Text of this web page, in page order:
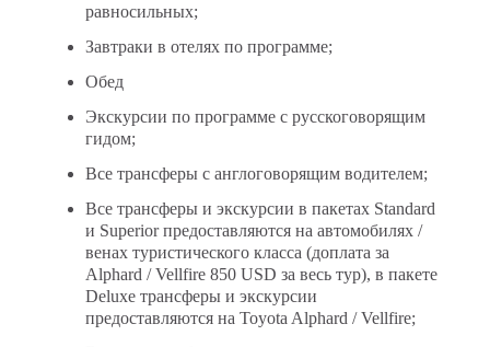
равносильных;
Завтраки в отелях по программе;
Обед
Экскурсии по программе с русскоговорящим
гидом;
Все трансферы с англоговорящим водителем;
Все трансферы и экскурсии в пакетах Standard
и Superior предоставляются на автомобилях /
венах туристического класса (доплата за
Alphard / Vellfire 850 USD за весь тур), в пакете
Deluxe трансферы и экскурсии
предоставляются на Toyota Alphard / Vellfire;